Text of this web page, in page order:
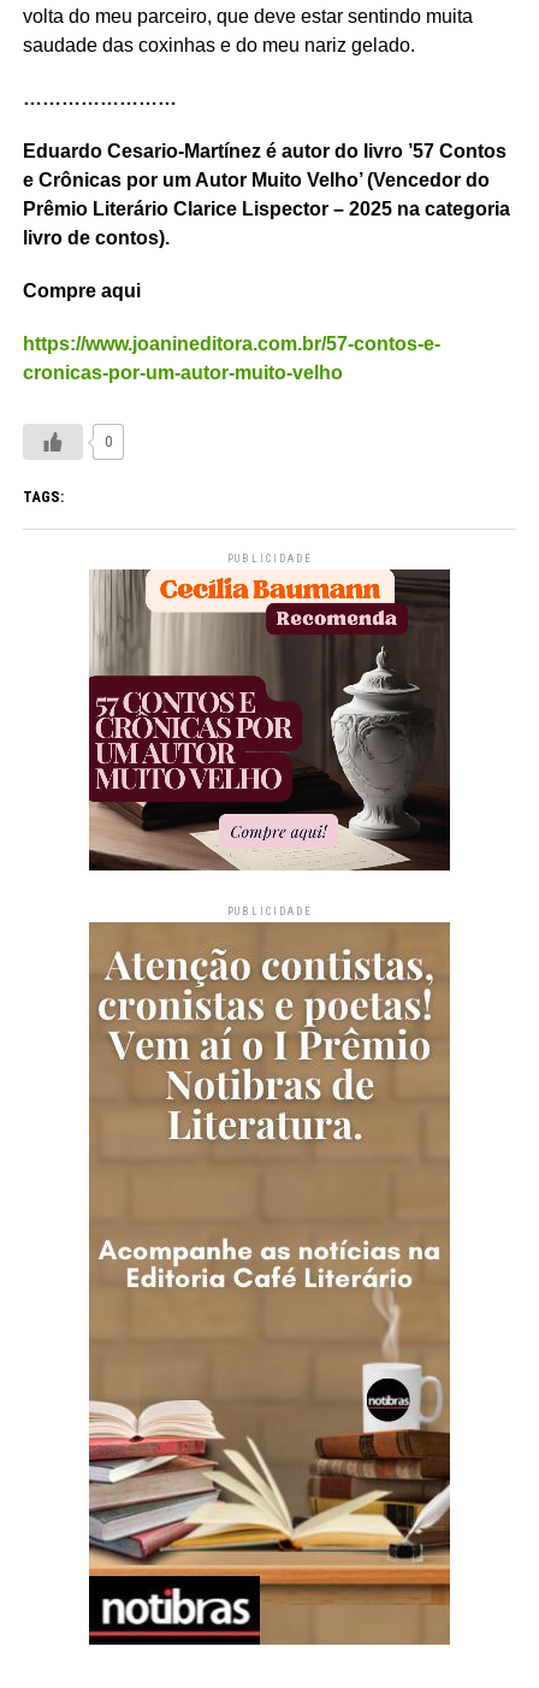
volta do meu parceiro, que deve estar sentindo muita
saudade das coxinhas e do meu nariz gelado.
……………………
Eduardo Cesario-Martínez é autor do livro ’57 Contos
e Crônicas por um Autor Muito Velho’ (Vencedor do
Prêmio Literário Clarice Lispector – 2025 na categoria
livro de contos).
Compre aqui
https://www.joanineditora.com.br/57-contos-e-
cronicas-por-um-autor-muito-velho
0
TAGS:
PUBLICIDADE
PUBLICIDADE